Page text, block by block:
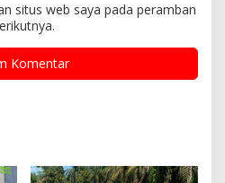
situs web saya pada peramban